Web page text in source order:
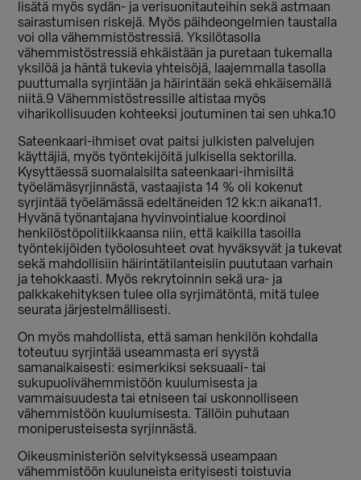
lisätä myös sydän- ja verisuonitauteihin sekä astmaan
sairastumisen riskejä. Myös päihdeongelmien taustalla
voi olla vähemmistöstressiä. Yksilötasolla
vähemmistöstressiä ehkäistään ja puretaan tukemalla
yksilöä ja häntä tukevia yhteisöjä, laajemmalla tasolla
puuttumalla syrjintään ja häirintään sekä ehkäisemällä
niitä.9 Vähemmistöstressille altistaa myös
viharikollisuuden kohteeksi joutuminen tai sen uhka.10
Sateenkaari-ihmiset ovat paitsi julkisten palvelujen
käyttäjiä, myös työntekijöitä julkisella sektorilla.
Kysyttäessä suomalaisilta sateenkaari-ihmisiltä
työelämäsyrjinnästä, vastaajista 14 % oli kokenut
syrjintää työelämässä edeltäneiden 12 kk:n aikana11.
Hyvänä työnantajana hyvinvointialue koordinoi
henkilöstöpolitiikkaansa niin, että kaikilla tasoilla
työntekijöiden työolosuhteet ovat hyväksyvät ja tukevat
sekä mahdollisiin häirintätilanteisiin puututaan varhain
ja tehokkaasti. Myös rekrytoinnin sekä ura- ja
palkkakehityksen tulee olla syrjimätöntä, mitä tulee
seurata järjestelmällisesti.
On myös mahdollista, että saman henkilön kohdalla
toteutuu syrjintää useammasta eri syystä
samanaikaisesti: esimerkiksi seksuaali- tai
sukupuolivähemmistöön kuulumisesta ja
vammaisuudesta tai etniseen tai uskonnolliseen
vähemmistöön kuulumisesta. Tällöin puhutaan
moniperusteisesta syrjinnästä.
Oikeusministeriön selvityksessä useampaan
vähemmistöön kuuluneista erityisesti toistuvia